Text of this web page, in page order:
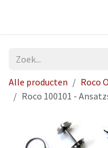
Alle producten
Roco
Roco 100101 -